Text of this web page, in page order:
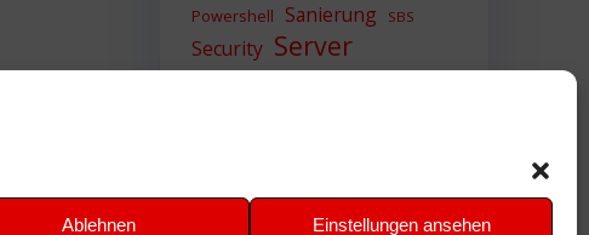
Ablehnen Einstellungen ansehen
Powershell Sanierung SBS
Security Server
Sicherheit SIEM
VMWare VPN WAZUH